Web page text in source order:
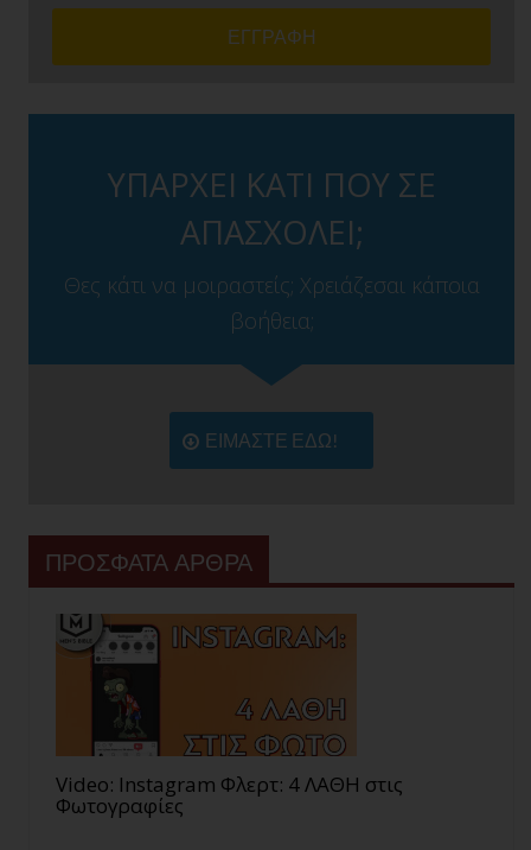
ΥΠΑΡΧΕΙ ΚΑΤΙ ΠΟΥ ΣΕ
ΑΠΑΣΧΟΛΕΙ;
Θες κάτι να μοιραστείς; Χρειάζεσαι κάποια
βοήθεια;
ΕΙΜΑΣΤΕ ΕΔΩ!
ΠΡΟΣΦΑΤΑ ΑΡΘΡΑ
Video: Instagram Φλερτ: 4 ΛΑΘΗ στις
Φωτογραφίες